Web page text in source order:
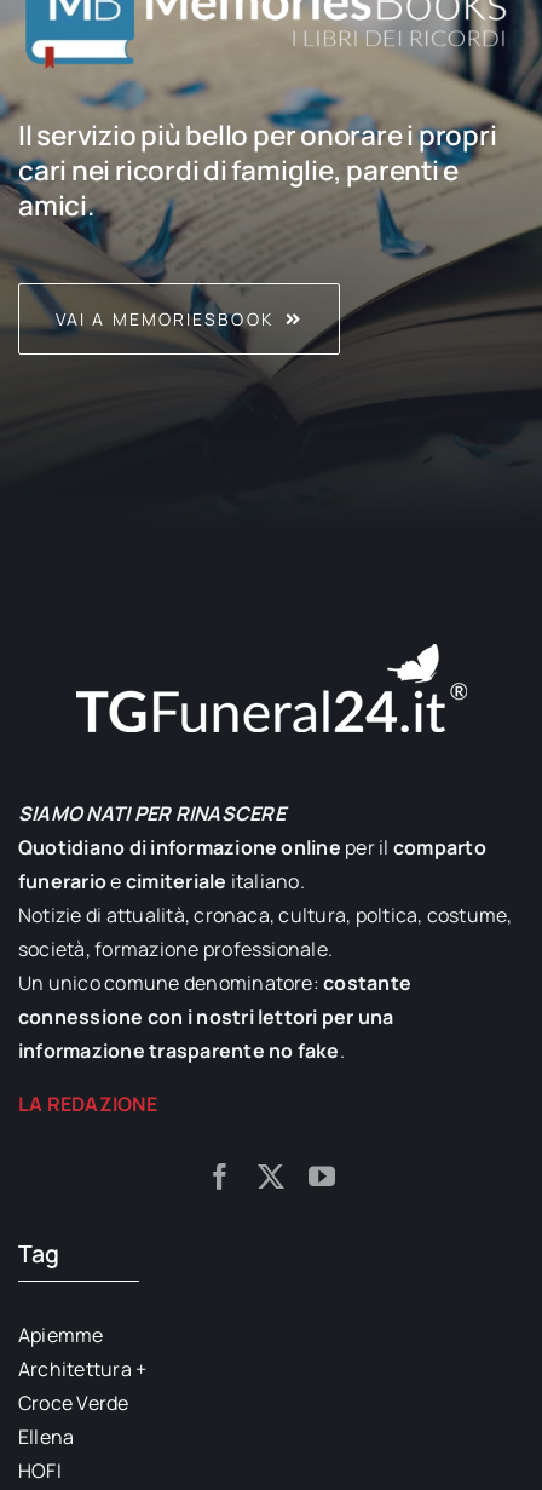
Il servizio più bello per onorare i propri
cari nei ricordi di famiglie, parenti e
amici.
VAI A MEMORIESBOOK
SIAMO NATI PER RINASCERE
Quotidiano di informazione online per il comparto
funerarioecimiteriale italiano.
Notizie di attualità, cronaca, cultura, poltica, costume,
società, formazione professionale.
Un unico comune denominatore:costante
connessione con i nostri lettori per una
informazione trasparente no fake.
LA REDAZIONE
Tag
Apiemme
Architettura +
Croce Verde
Ellena
HOFI